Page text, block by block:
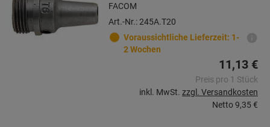
FACOM
Art.-Nr.: 245A.T20
Voraussichtliche Lieferzeit: 1-
2 Wochen
11,13 €
Preis pro 1 Stück
inkl. MwSt. zzgl. Versandkosten
Netto9,35 €